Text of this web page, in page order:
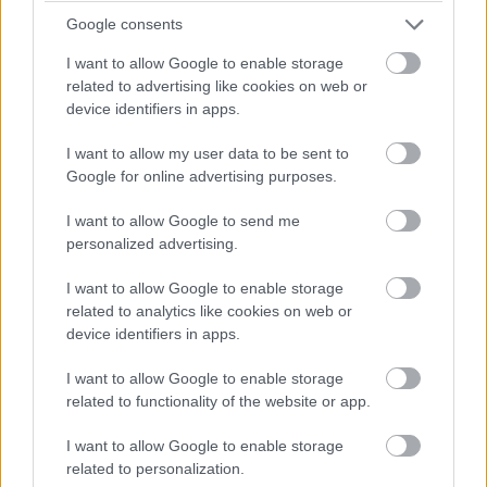
Google consents
I want to allow Google to enable storage
related to advertising like cookies on web or
device identifiers in apps.
I want to allow my user data to be sent to
Google for online advertising purposes.
I want to allow Google to send me
personalized advertising.
I want to allow Google to enable storage
related to analytics like cookies on web or
device identifiers in apps.
I want to allow Google to enable storage
related to functionality of the website or app.
I want to allow Google to enable storage
related to personalization.
trendeket a fiatalok elvárásai (X)
A diákoknak már nem elég a magas órabér,
rugalmasságot is várnak.
#kim dzsongun #Észak-korea
#nukleáris
Magyar kutatók új
génszerkesztési eljárást
fejlesztettek gabonafajtákhoz